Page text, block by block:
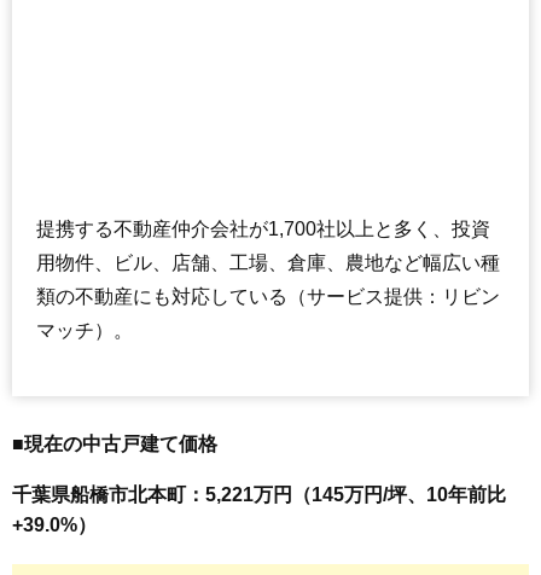
提携する不動産仲介会社が1,700社以上と多く、投資
用物件、ビル、店舗、工場、倉庫、農地など幅広い種
類の不動産にも対応している（サービス提供：リビン
マッチ）。
■現在の中古戸建て価格
千葉県船橋市北本町：5,221万円（145万円/坪、10年前比
+39.0%）